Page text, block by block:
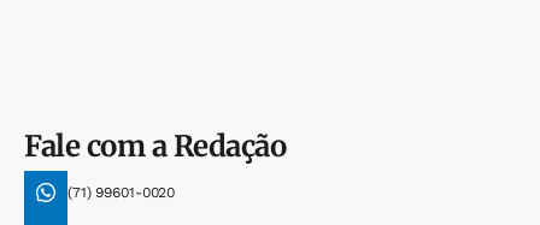
Fale com a Redação
(71) 99601-0020